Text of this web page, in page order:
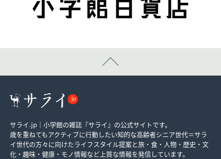
サライ.jp｜小学館の雑誌『サライ』の公式サイトです。
歳を重ねてもアクティブに行動したい知的な高齢者シニア世代＝サラ
イ世代の方々に向けたライフスタイル提案と旅・食・人物・歴史・文
化・趣味・健康・モノ情報など上質な情報を発信しています。